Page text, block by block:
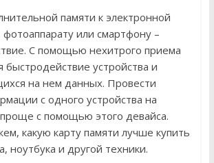
памяти к электронной
фотоаппарату или смартфону –
С помощью нехитрого приема
быстродействие устройства и
на нем данных. Провести
с одного устройства на
с помощью этого девайса.
какую карту памяти лучше купить
ноутбука и другой техники.